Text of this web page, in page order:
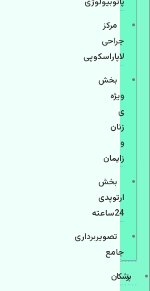
مرکز
جراحی
لاپاراسکوپی
بخش
ویژه
ی
زنان
و
زایمان
بخش
ارتوپدی
24ساعته
تصویربرداری
جامع
پزشكان